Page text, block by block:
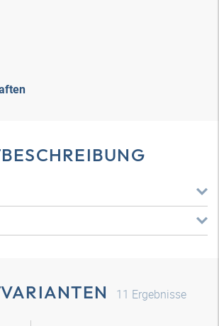
11 Ergebnisse